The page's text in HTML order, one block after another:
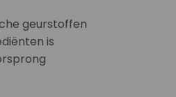
geurstoffen
is